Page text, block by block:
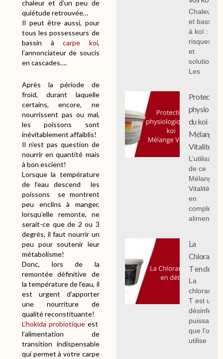
chaleur et d’un peu de
quiétude retrouvée…
Il peut être aussi, pour
tous les possesseurs de
bassin àcarpe koi,
l’annonciateur de soucis
en cascades….
Après la période de
froid, durant laquelle
certains, encore, ne
nourrissent pas ou mal,
les poissons sont
inévitablement affaiblis!
Il n’est pas question de
nourrir en quantité mais
à bon escient!
Lorsque la température
de l’eau descend les
poissons se montrent
peu enclins à manger,
lorsqu’elle remonte, ne
serait-ce que de 2 ou 3
degrés, il faut nourrir un
peu pour soutenir leur
métabolisme!
Donc, lors de la
remontée définitive de
la température de l‘eau, il
est urgent d’apporter
une nourriture de
qualité reconstituante!
L’hokida probiotiqueest
l’alimentation de
transition indispensable
qui permet à votre carpe
Chaleur
et bassin
à koï :
risques
et
solutions;
Les
Protection
du koi -
Mélange
Vitalité
L’utilisation
de ce
Mélange
Vitalité 1
en
alimentaire
La
T en détail
La
chloramine
T est un
puissant
que l’on
utilise